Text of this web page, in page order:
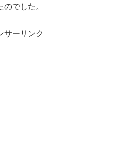
でした。
サーリンク